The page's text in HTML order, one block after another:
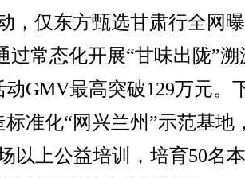
，仅东方甄选甘肃行全网
过常态化开展“甘味出陇”溯
GMV最高突破129万元。
标准化“网兴兰州”示范基地
以上公益培训，培育50名